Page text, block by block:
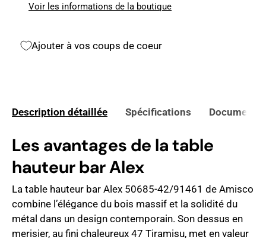
Voir les informations de la boutique
Ajouter à vos coups de coeur
Description détaillée Spécifications Documents
Les avantages de la table
hauteur bar Alex
La table hauteur bar Alex 50685-42/91461 de Amisco
combine l’élégance du bois massif et la solidité du
métal dans un design contemporain. Son dessus en
merisier, au fini chaleureux 47 Tiramisu, met en valeur